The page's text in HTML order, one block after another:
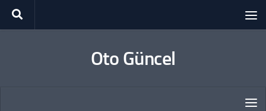
Skip to content
Oto Güncel